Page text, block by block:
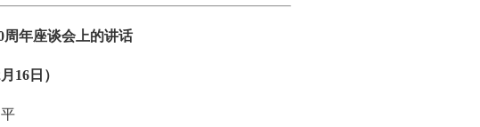
周年座谈会上的讲话
16日）